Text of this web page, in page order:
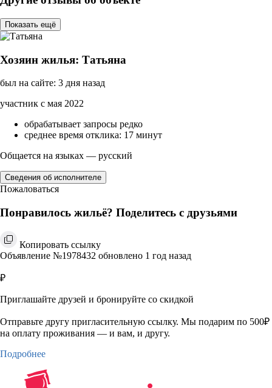
Показать ещё
Хозяин жилья: Татьяна
был на сайте: 3 дня назад
участник с мая 2022
обрабатывает запросы редко
среднее время отклика: 17 минут
Общается на языках — русский
Сведения об исполнителе
Пожаловаться
Понравилось жильё? Поделитесь с друзьями
Копировать ссылку
Объявление №1978432 обновлено 1 год назад
₽
Приглашайте друзей и бронируйте со скидкой
Отправьте другу пригласительную ссылку. Мы подарим по 500₽
на оплату проживания — и вам, и другу.
Подробнее